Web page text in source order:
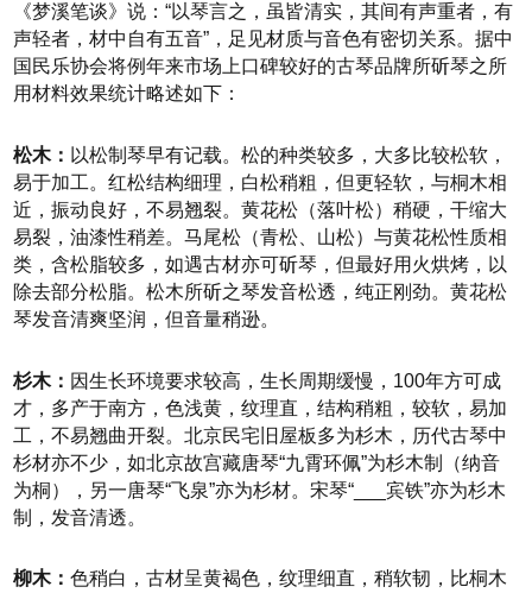
《梦溪笔谈》说：“以琴言之，虽皆清实，其间有声重者，有
声轻者，材中自有五音”，足见材质与音色有密切关系。据中
国民乐协会将例年来市场上口碑较好的古琴品牌所斫琴之所
用材料效果统计略述如下：
松木： 以松制琴早有记载。松的种类较多，大多比较松软，
易于加工。红松结构细理，白松稍粗，但更轻软，与桐木相
近，振动良好，不易翘裂。黄花松（落叶松）稍硬，干缩大
易裂，油漆性稍差。马尾松（青松、山松）与黄花松性质相
类，含松脂较多，如遇古材亦可斫琴，但最好用火烘烤，以
除去部分松脂。松木所斫之琴发音松透，纯正刚劲。黄花松
琴发音清爽坚润，但音量稍逊。
杉木： 因生长环境要求较高，生长周期缓慢，100年方可成
才，多产于南方，色浅黄，纹理直，结构稍粗，较软，易加
工，不易翘曲开裂。北京民宅旧屋板多为杉木，历代古琴中
杉材亦不少，如北京故宫藏唐琴“九霄环佩”为杉木制（纳音
为桐），另一唐琴“飞泉”亦为杉材。宋琴“___宾铁”亦为杉木
制，发音清透。
柳木：色稍白，古材呈黄褐色，纹理细直，稍软韧，比桐木